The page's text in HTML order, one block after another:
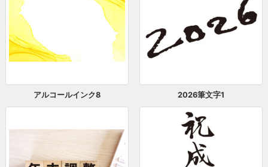
アルコールインク8 2026筆文字1